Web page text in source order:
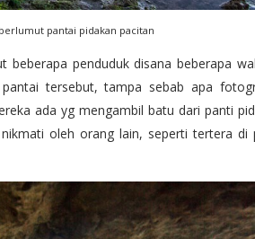
pantai pidakan pacitan
penduduk disana beberapa
tersebut, tampa sebab apa
ada yg mengambil batu dari panti
oleh orang lain, seperti tertera di